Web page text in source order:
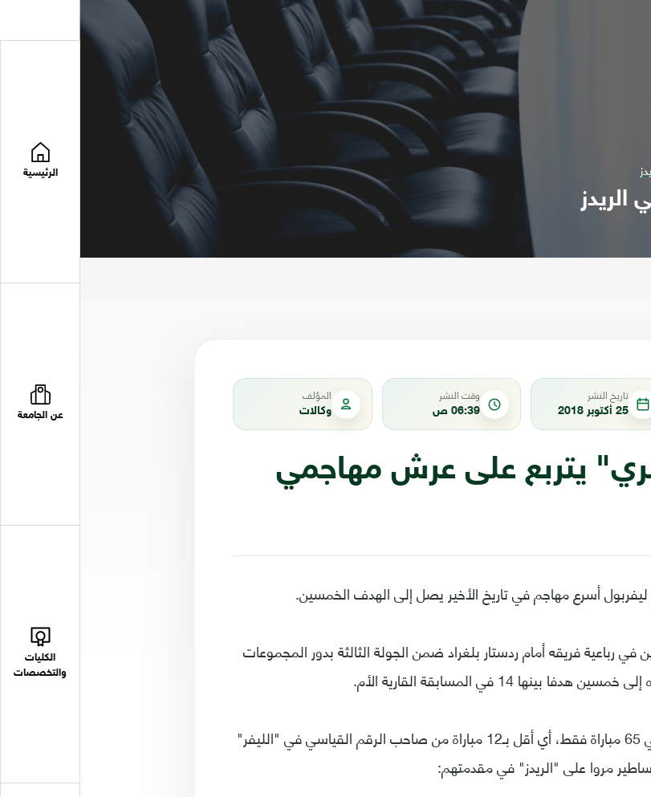
الرئيسية
عن الجامعة
الكليات
والتخصصات
تاريخ النشر
25 أكتوبر 2018
وقت النشر
06:39 ص
المؤلف
وكالات
يتربع على عرش مهاجمي
أسرع مهاجم في تاريخ الأخير يصل إلى الهدف الخمسين.
فريقه أمام ردستار بلغراد ضمن الجولة الثالثة بدور المجموعات
14 في المسابقة القارية الأم.
ووصل صلاح إلى هذا الرقم في 65 مباراة فقط، أي أقل بـ12 مباراة من صاحب الرقم القياسي في "الليفر"
مروا على "الريدز" في مقدمتهم: